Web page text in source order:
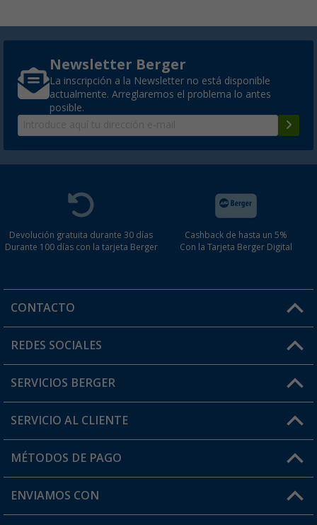
Newsletter Berger
La inscripción a la Newsletter no está disponible
actualmente. Arreglaremos el problema lo antes
posible.
Devolución gratuita durante 30 días
Durante 100 días con la tarjeta Berger
Cashback de hasta un 5%
Con la Tarjeta Berger Digital
CONTACTO
Horario de atención al cliente:
¿Tienes alguna duda?
REDES SOCIALES
SERVICIOS BERGER
Conviértete en distribuidor
Mi cuenta
Tarjeta Berger Digital
SERVICIO AL CLIENTE
FAQ y Contacto
Información de envío
MÉTODOS DE PAGO
ENVIAMOS CON